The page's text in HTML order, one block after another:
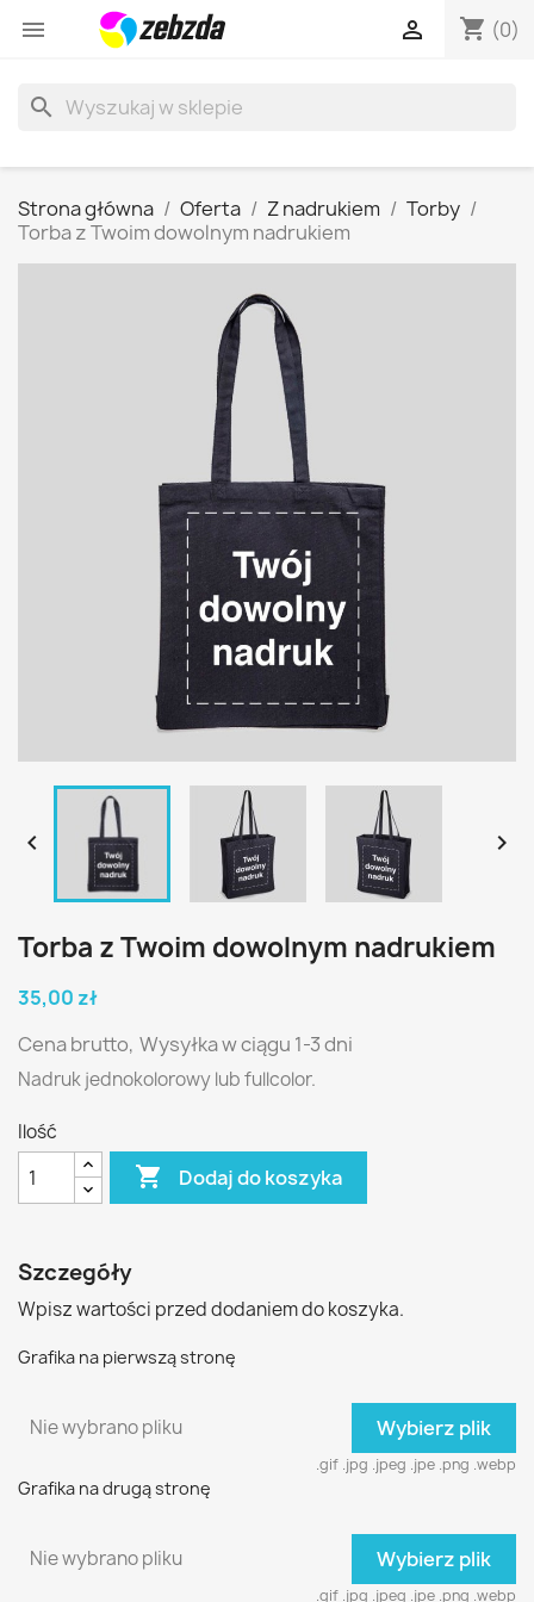
 shopping_cart (0)

search
Strona główna Oferta Z nadrukiem
Torby
Torba z Twoim dowolnym nadrukiem
 
Torba z Twoim dowolnym nadrukiem
35,00 zł
Cena brutto, Wysyłka w ciągu 1-3 dni
Nadruk jednokolorowy lub fullcolor.
Ilość
 Dodaj do koszyka
Szczegóły
Wpisz wartości przed dodaniem do koszyka.
Grafika na pierwszą stronę
Nie wybrano pliku Wybierz plik
.gif .jpg .jpeg .jpe .png .webp
Grafika na drugą stronę
Nie wybrano pliku Wybierz plik
.gif .jpg .jpeg .jpe .png .webp